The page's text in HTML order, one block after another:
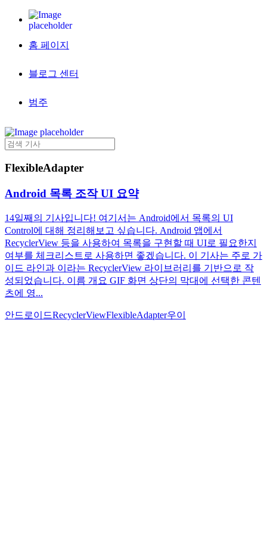
홈 페이지
블로그 센터
범주
FlexibleAdapter
Android 목록 조작 UI 요약
14일째의 기사입니다! 여기서는 Android에서 목록의 UI
Control에 대해 정리해보고 싶습니다. Android 앱에서
RecyclerView 등을 사용하여 목록을 구현할 때 UI로 필요한지
여부를 체크리스트로 사용하면 좋겠습니다. 이 기사는 주로 가
이드 라인과 이라는 RecyclerView 라이브러리를 기반으로 작
성되었습니다. 이름 개요 GIF 화면 상단의 막대에 선택한 콘텐
츠에 영...
안드로이드RecyclerViewFlexibleAdapter우이